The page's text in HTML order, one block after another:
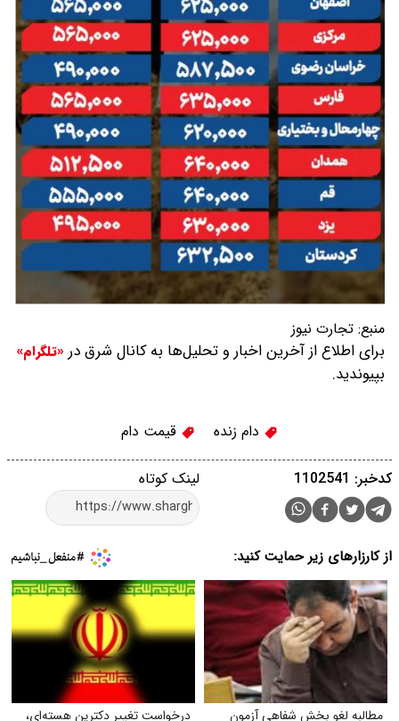
منبع: تجارت نیوز
برای اطلاع از آخرین اخبار و تحلیل‌ها به کانال شرق در «تلگرام»
بپیوندید.
دام زنده قیمت دام
لینک کوتاه کدخبر: 1102541
از کارزارهای زیر حمایت کنید:
مطالبه لغو بخش شفاهی آزمون درخواست تغییر دکترین هسته‌ای،